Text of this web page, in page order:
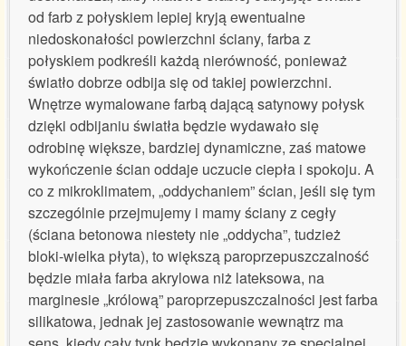
od farb z połyskiem lepiej kryją ewentualne
niedoskonałości powierzchni ściany, farba z
połyskiem podkreśli każdą nierówność, ponieważ
światło dobrze odbija się od takiej powierzchni.
Wnętrze wymalowane farbą dającą satynowy połysk
dzięki odbijaniu światła będzie wydawało się
odrobinę większe, bardziej dynamiczne, zaś matowe
wykończenie ścian oddaje uczucie ciepła i spokoju. A
co z mikroklimatem, „oddychaniem” ścian, jeśli się tym
szczególnie przejmujemy i mamy ściany z cegły
(ściana betonowa niestety nie „oddycha”, tudzież
bloki-wielka płyta), to większą paroprzepuszczalność
będzie miała farba akrylowa niż lateksowa, na
marginesie „królową” paroprzepuszczalności jest farba
silikatowa, jednak jej zastosowanie wewnątrz ma